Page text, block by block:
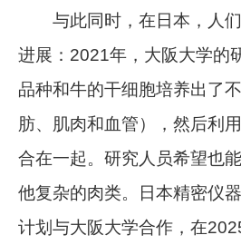
与此同时，在日本，人们
进展：2021年，大阪大学的
品种和牛的干细胞培养出了
肪、肌肉和血管），然后利
合在一起。研究人员希望也
他复杂的肉类。日本精密仪
计划与大阪大学合作，在